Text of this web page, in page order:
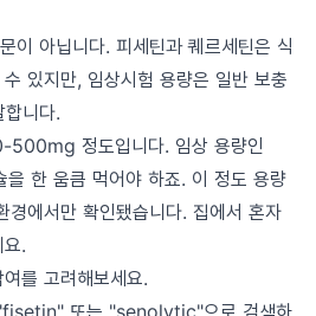
이 아닙니다. 피세틴과 퀘르세틴은 식
있지만, 임상시험 용량은 일반 보충
니다.
500mg 정도입니다. 임상 용량인
한 움큼 먹어야 하죠. 이 정도 용량
경에서만 확인됐습니다. 집에서 혼자
.
를 고려해보세요.
또는 "senolytic"으로 검색하